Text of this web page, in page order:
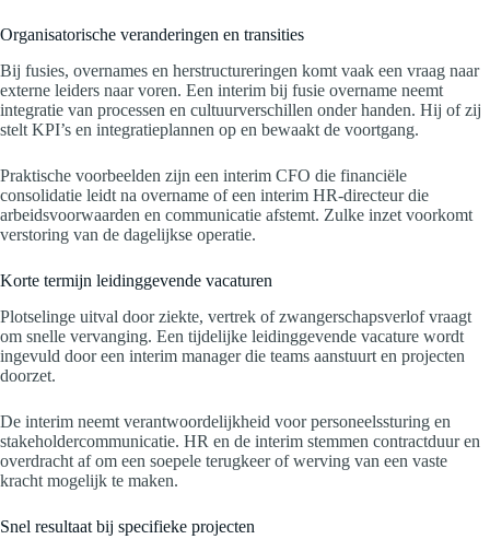
Organisatorische veranderingen en transities
Bij fusies, overnames en herstructureringen komt vaak een vraag naar
externe leiders naar voren. Een interim bij fusie overname neemt
integratie van processen en cultuurverschillen onder handen. Hij of zij
stelt KPI’s en integratieplannen op en bewaakt de voortgang.
Praktische voorbeelden zijn een interim CFO die financiële
consolidatie leidt na overname of een interim HR-directeur die
arbeidsvoorwaarden en communicatie afstemt. Zulke inzet voorkomt
verstoring van de dagelijkse operatie.
Korte termijn leidinggevende vacaturen
Plotselinge uitval door ziekte, vertrek of zwangerschapsverlof vraagt
om snelle vervanging. Een tijdelijke leidinggevende vacature wordt
ingevuld door een interim manager die teams aanstuurt en projecten
doorzet.
De interim neemt verantwoordelijkheid voor personeelssturing en
stakeholdercommunicatie. HR en de interim stemmen contractduur en
overdracht af om een soepele terugkeer of werving van een vaste
kracht mogelijk te maken.
Snel resultaat bij specifieke projecten